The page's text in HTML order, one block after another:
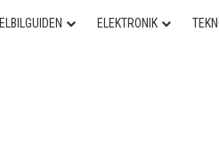
ELBILGUIDEN ELEKTRONIK